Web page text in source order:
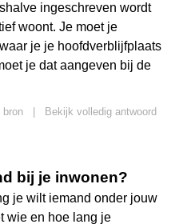
ingeschreven wordt
woont. Je moet je
je je hoofdverblijfplaats
je dat aangeven bij de
bron
Bekijk volledig antwoord
bij je inwonen?
je wilt iemand onder jouw
wie en hoe lang je